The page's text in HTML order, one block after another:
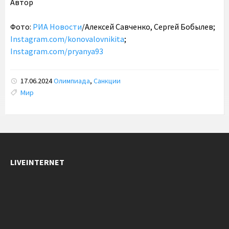
Фото: РИА Новости/Алексей Савченко, Сергей Бобылев;
Instagram.com/konovalovnikita;
Instagram.com/pryanya93
17.06.2024Олимпиада, Санкции
Tags:
Мир
LIVEINTERNET